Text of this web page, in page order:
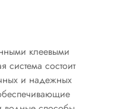
клеевыми
система состоит
и надежных